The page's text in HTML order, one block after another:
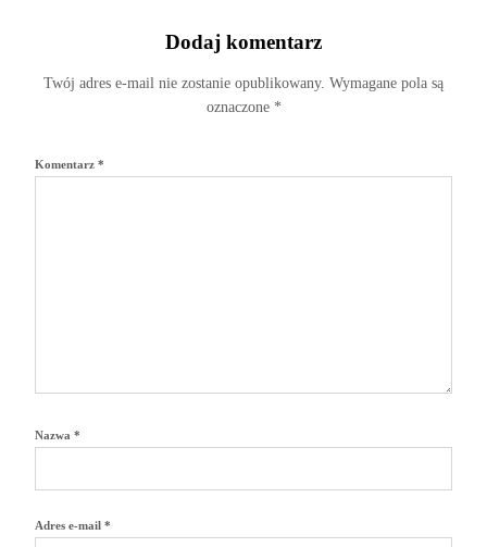
Dodaj komentarz
Twój adres e-mail nie zostanie opublikowany. Wymagane pola są
oznaczone *
Komentarz *
Nazwa *
Adres e-mail *